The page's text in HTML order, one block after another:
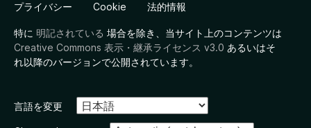
プライバシー Cookie 法的情報
特に 明記されている 場合を除き、当サイト上のコンテンツは
Creative Commons 表示・継承ライセンス v3.0 あるいはそ
れ以降のバージョンで公開されています。
言語を変更